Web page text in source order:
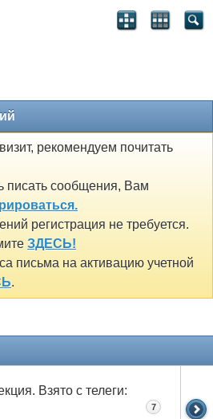
рекомендуем почитать
писать сообщения, Вам
регистрация не требуется.
ЗДЕСЬ!
письма на активацию учетной
.
Взято с телеги:
7